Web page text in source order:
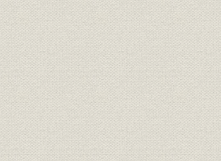
処分推移
(第1期・第43期・第73期)
(第81期・第89期・第98期)
期)